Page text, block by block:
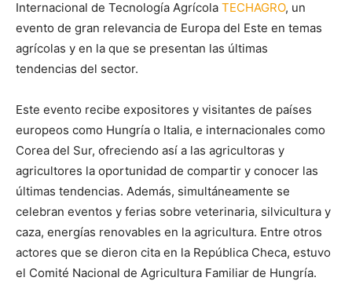
Internacional de Tecnología Agrícola TECHAGRO, un
evento de gran relevancia de Europa del Este en temas
agrícolas y en la que se presentan las últimas
tendencias del sector.
Este evento recibe expositores y visitantes de países
europeos como Hungría o Italia, e internacionales como
Corea del Sur, ofreciendo así a las agricultoras y
agricultores la oportunidad de compartir y conocer las
últimas tendencias. Además, simultáneamente se
celebran eventos y ferias sobre veterinaria, silvicultura y
caza, energías renovables en la agricultura. Entre otros
actores que se dieron cita en la República Checa, estuvo
el Comité Nacional de Agricultura Familiar de Hungría.